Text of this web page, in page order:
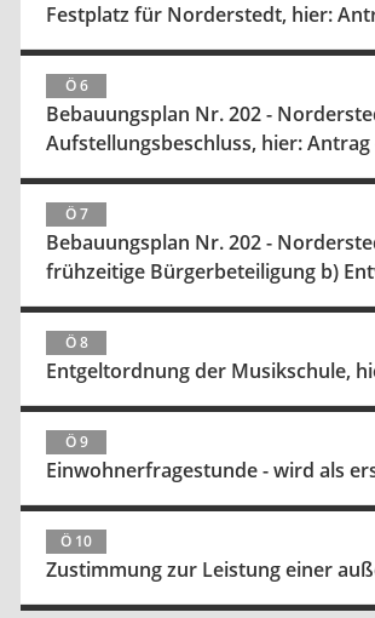
Festplatz für Norderstedt, hier:
Ö 6
Bebauungsplan Nr. 202 -
Aufstellungsbeschluss, hier:
Ö 7
Bebauungsplan Nr. 202 -
frühzeitige Bürgerbeteiligung b)
Ö 8
Entgeltordnung der Musikschule,
Ö 9
Einwohnerfragestunde - wird als
Ö 10
Zustimmung zur Leistung einer